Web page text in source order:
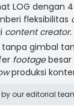
LOG dengan 4
fleksibilitas
content creator.
tanpa gimbal
footagebesar
produksi
our editorial